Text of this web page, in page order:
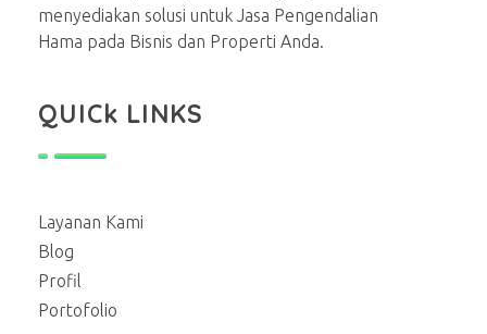
menyediakan solusi untuk Jasa Pengendalian
Hama pada Bisnis dan Properti Anda.
QUICk LINKS
Layanan Kami
Blog
Profil
Portofolio